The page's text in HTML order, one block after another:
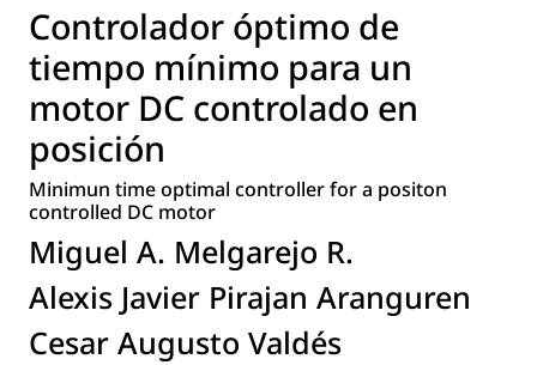
Controlador óptimo de
tiempo mínimo para un
motor DC controlado en
posición
Minimun time optimal controller for a positon
controlled DC motor
Miguel A. Melgarejo R.
Alexis Javier Pirajan Aranguren
Cesar Augusto Valdés